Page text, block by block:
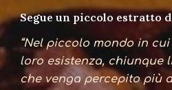
Segue un piccolo estratto
“Nel piccolo mondo in
loro esistenza, chiunque
che venga percepito più